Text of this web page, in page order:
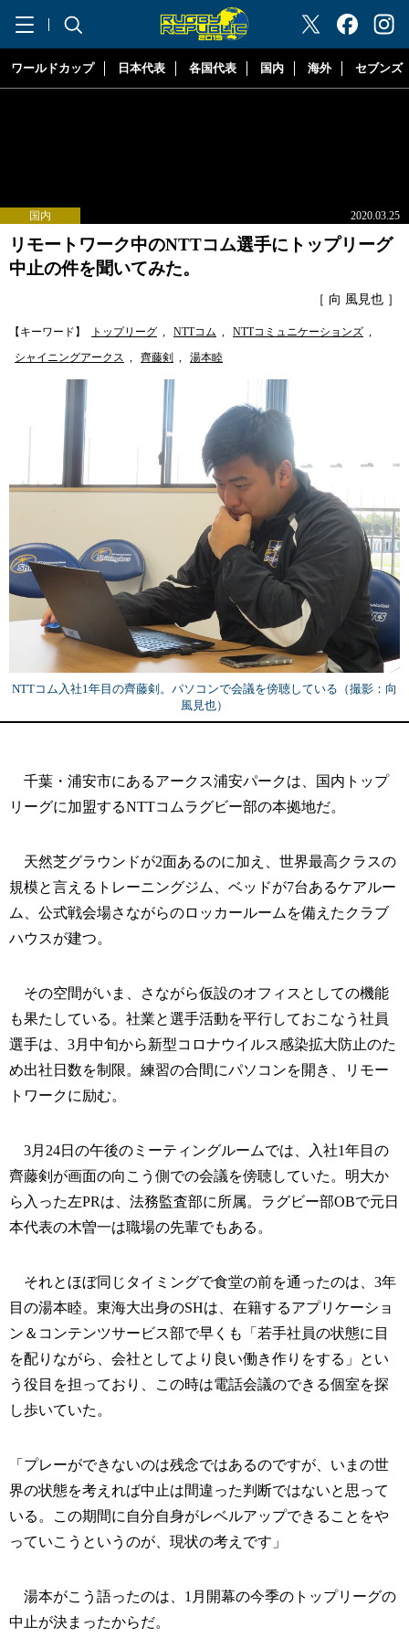
"ラグビーリパブリック"
ワールドカップ 日本代表 各国代表 国内 海外 セブンズ
国内 2020.03.25
リモートワーク中のNTTコム選手にトップリーグ
中止の件を聞いてみた。
［ 向 風見也 ］
【キーワード】 トップリーグ , NTTコム , NTTコミュニケーションズ ,
シャイニングアークス , 齊藤剣 , 湯本睦
NTTコム入社1年目の齊藤剣。パソコンで会議を傍聴している（撮影：向
風見也）
千葉・浦安市にあるアークス浦安パークは、国内トップ
リーグに加盟するNTTコムラグビー部の本拠地だ。
天然芝グラウンドが2面あるのに加え、世界最高クラスの
規模と言えるトレーニングジム、ベッドが7台あるケアルー
ム、公式戦会場さながらのロッカールームを備えたクラブ
ハウスが建つ。
その空間がいま、さながら仮設のオフィスとしての機能
も果たしている。社業と選手活動を平行しておこなう社員
選手は、3月中旬から新型コロナウイルス感染拡大防止のた
め出社日数を制限。練習の合間にパソコンを開き、リモー
トワークに励む。
3月24日の午後のミーティングルームでは、入社1年目の
齊藤剣が画面の向こう側での会議を傍聴していた。明大か
ら入った左PRは、法務監査部に所属。ラグビー部OBで元日
本代表の木曽一は職場の先輩でもある。
それとほぼ同じタイミングで食堂の前を通ったのは、3年
目の湯本睦。東海大出身のSHは、在籍するアプリケーショ
ン＆コンテンツサービス部で早くも「若手社員の状態に目
を配りながら、会社としてより良い働き作りをする」とい
う役目を担っており、この時は電話会議のできる個室を探
し歩いていた。
「プレーができないのは残念ではあるのですが、いまの世
界の状態を考えれば中止は間違った判断ではないと思って
いる。この期間に自分自身がレベルアップできることをや
っていこうというのが、現状の考えです」
湯本がこう語ったのは、1月開幕の今季のトップリーグの
中止が決まったからだ。